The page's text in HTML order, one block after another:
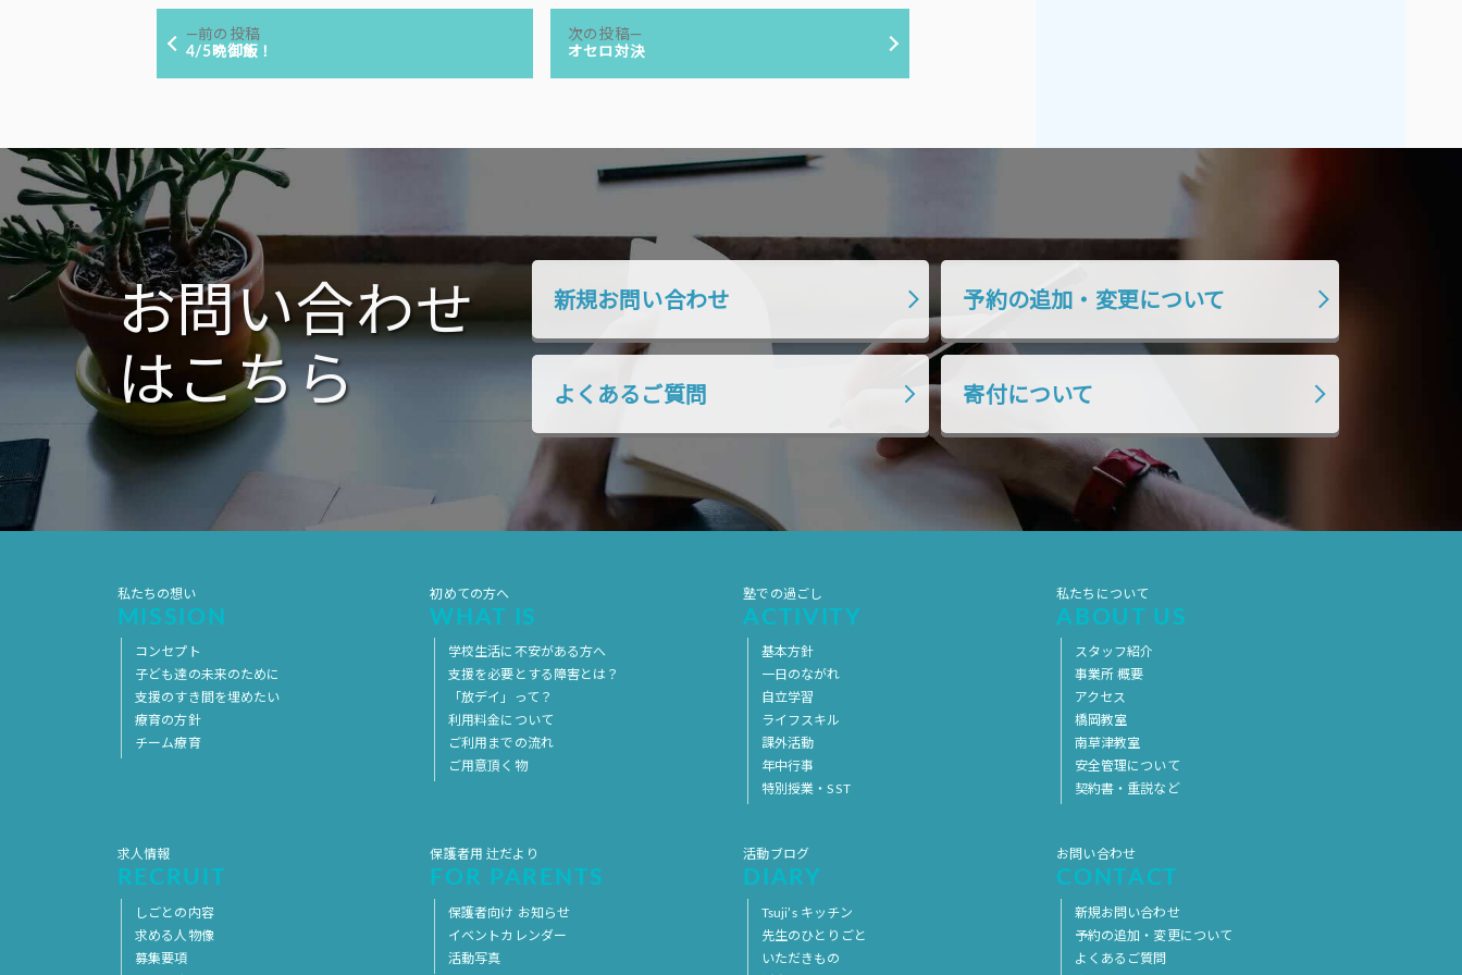
ゲ
ー
シ
ョ
ン
前の投稿前
の
4/5晩御飯！
次の投稿
次
の
オセロ対決
2018年10月
2018年5月 2018年4月
2017年11月
2017年9月 2017年8月
2017年7月 2017年6月
2017年5月 2017年4月
2017年1月
お問い合わせ
はこちら
新規お問い合わせ 予約の追加・変更について
よくあるご質問 寄付について
私たちの想い
MISSION
コンセプト
子ども達の未来のために
支援のすき間を埋めたい
療育の方針
チーム療育
初めての方へ
WHAT IS
学校生活に不安がある方へ
支援を必要とする障害とは？
「放デイ」って？
利用料金について
ご利用までの流れ
ご用意頂く物
塾での過ごし
ACTIVITY
基本方針
一日のながれ
自立学習
ライフスキル
課外活動
年中行事
特別授業・SST
私たちについて
ABOUT US
スタッフ紹介
事業所 概要
アクセス
橋岡教室
南草津教室
安全管理について
契約書・重説など
求人情報
RECRUIT
しごとの内容
求める人物像
募集要項
保護者用 辻だより
FOR PARENTS
保護者向け お知らせ
イベントカレンダー
活動写真
活動ブログ
DIARY
Tsuji’s キッチン
先生のひとりごと
いただきもの
お問い合わせ
CONTACT
新規お問い合わせ
予約の追加・変更について
よくあるご質問